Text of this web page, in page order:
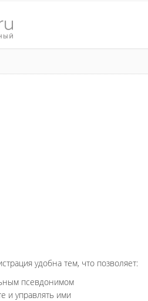
удобна тем, что позволяет:
псевдонимом
и управлять ими